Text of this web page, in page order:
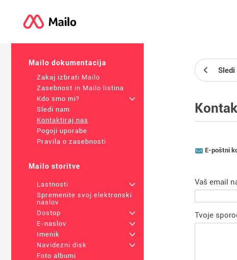
Mailo dokumentacija
Zakaj izbrati Mailo
Zasebnost in Mailo listina
Kdo smo mi?
+
Sledi nam
Kontaktiraj nas
Pogoji uporabe
Pravila o zasebnosti
Mailo storitve
Lastnosti
+
Spremenite svoj elektronski
naslov
Dostop
+
E-naslov
+
Imenik
+
Navidezni disk
+
Foto albumi
Sledi
E-poštni
Vaš email
Tvoje